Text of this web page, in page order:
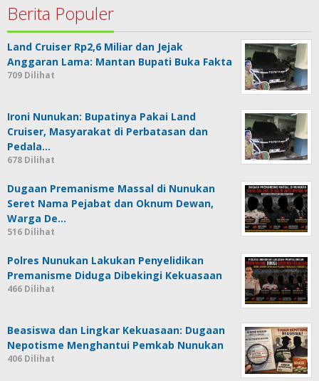
Berita Populer
Land Cruiser Rp2,6 Miliar dan Jejak
Anggaran Lama: Mantan Bupati Buka Fakta
709 Dilihat
Ironi Nunukan: Bupatinya Pakai Land
Cruiser, Masyarakat di Perbatasan dan
Pedala…
678 Dilihat
Dugaan Premanisme Massal di Nunukan
Seret Nama Pejabat dan Oknum Dewan,
Warga De…
516 Dilihat
Polres Nunukan Lakukan Penyelidikan
Premanisme Diduga Dibekingi Kekuasaan
466 Dilihat
Beasiswa dan Lingkar Kekuasaan: Dugaan
Nepotisme Menghantui Pemkab Nunukan
406 Dilihat